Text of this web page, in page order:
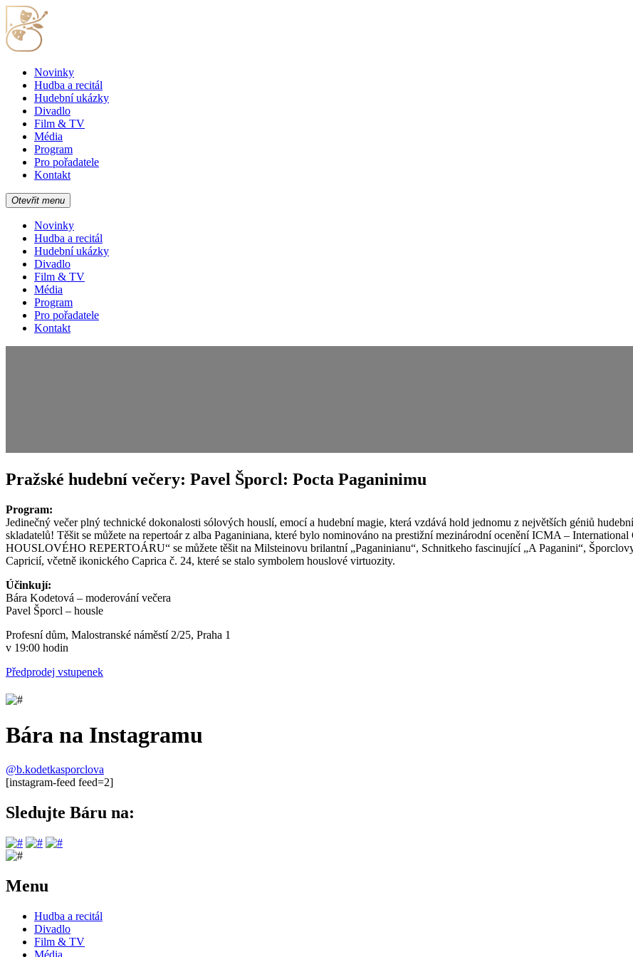
Novinky
Hudba a recitál
Hudební ukázky
Divadlo
Film & TV
Média
Program
Pro pořadatele
Kontakt
Otevřit menu
Novinky
Hudba a recitál
Hudební ukázky
Divadlo
Film & TV
Média
Program
Pro pořadatele
Kontakt
Pražské hudební večery: Pavel Šporcl: Pocta Paganinimu
Program:
Jedinečný večer plný technické dokonalosti sólových houslí, emocí a hudební magie, která vzdává hold jednomu z největších géniů
skladatelů! Těšit se můžete na repertoár z alba Paganiniana, které bylo nominováno na prestižní mezinárodní ocenění ICMA –
HOUSLOVÉHO REPERTOÁRU“ se můžete těšit na Milsteinovu brilantní „Paganinianu“, Schnitkeho fascinující „A Paganini“,
Capricií, včetně ikonického Caprica č. 24, které se stalo symbolem houslové virtuozity.
Účinkují:
Bára Kodetová – moderování večera
Pavel Šporcl – housle
Profesní dům, Malostranské náměstí 2/25, Praha 1
v 19:00 hodin
Předprodej vstupenek
Bára na Instagramu
@b.kodetkasporclova
[instagram-feed feed=2]
Sledujte Báru na:
Menu
Hudba a recitál
Divadlo
Film & TV
Média